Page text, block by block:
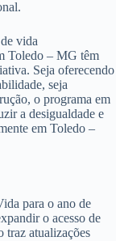
vida
Toledo – MG têm
Seja oferecendo
seja
o programa em
a desigualdade e
em Toledo –
para o ano de
o acesso de
traz atualizações